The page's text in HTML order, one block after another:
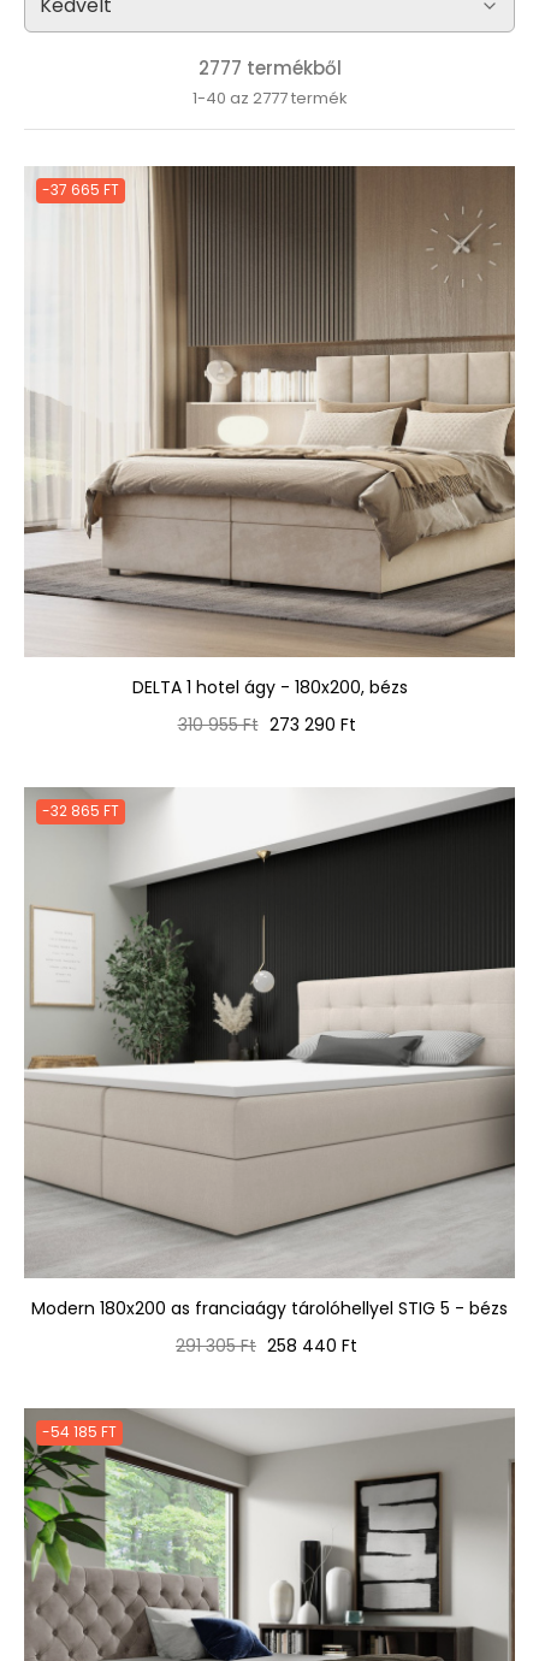
2777 termékből
1-40 az 2777 termék
-37 665 FT
DELTA 1 hotel ágy - 180x200, bézs
Normál
310 955 Ft Ár
273 290 Ft
-32 865 FT
Modern 180x200 as franciaágy tárolóhellyel STIG 5 - bézs
Normál
291 305 Ft Ár
258 440 Ft
-54 185 FT